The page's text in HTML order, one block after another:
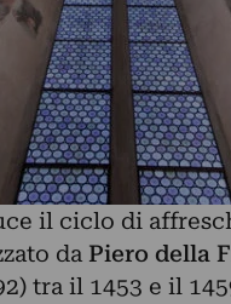
il ciclo di
da Piero della
tra il 1453 e il